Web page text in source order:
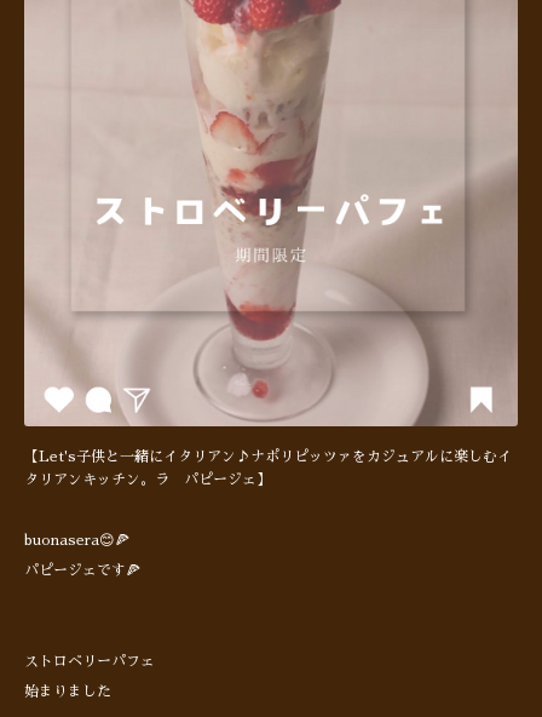
【Let's子供と一緒にイタリアン♪ナポリピッツァをカジュアルに楽しむイ
タリアンキッチン。ラ パピージェ】
buonasera😊🍕
パピージェです🍕
ストロベリーパフェ
始まりました